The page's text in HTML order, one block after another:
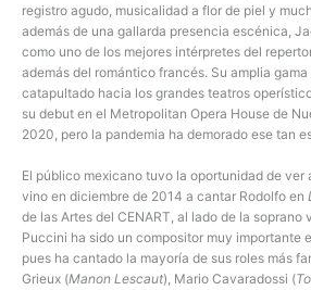
registro agudo, musicalidad a flor de piel y
además de una gallarda presencia escénica,
como uno de los mejores intérpretes del
además del romántico francés. Su amplia
catapultado hacia los grandes teatros
su debut en el Metropolitan Opera House de
2020, pero la pandemia ha demorado ese tan
El público mexicano tuvo la oportunidad de ver
vino en diciembre de 2014 a cantar Rodolfo en
de las Artes del CENART, al lado de la soprano
Puccini ha sido un compositor muy importante
pues ha cantado la mayoría de sus roles más
Grieux (Manon Lescaut), Mario Cavaradossi (